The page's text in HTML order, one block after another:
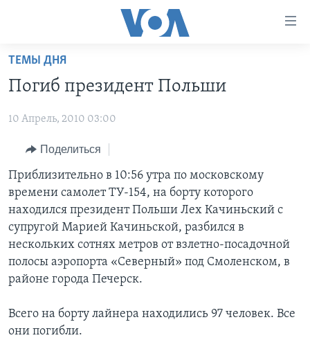
Перейти
основной
Перейти
навигации
Перейти
поиск
ГЛАВНОЕ
ПРОГРАММЫ
АМЕРИКА
НОВОСТИ ЗА МИНУТУ
ИТОГИ
ПОЧЕМУ ЭТО ВАЖНО?
ДИСКУССИЯ VOA
ДЕТАЛИ
НЬЮ-ЙОРК NEW YORK
ПРОЕКТЫ
УЧИМ АНГЛИЙСКИЙ
НАША АМЕРИКАНСКАЯ ИСТОРИЯ
А КАК В АМЕРИКЕ?
АРТЕФАКТЫ
АМЕРИКАНСКИЕ ГОРОДКИ
ТЕСТЫ
ЭКСПЕРТИЗА
ИНТЕРВЬЮ
ФАКТЫ ПРОТИВ ФЕЙКОВ
ЗА СВОБОДУ ПРЕССЫ
УЧИМ АНГЛИЙСКИЙ
ВИДЕО
Learning English
ТЕМЫ ДНЯ
Погиб президент Польши
10 Апрель, 2010 03:00
Поделиться
Приблизительно в 10:56 утра по московскому
времени самолет ТУ-154, на борту которого
находился президент Польши Лех Качиньский с
супругой Марией Качиньской, разбился в
нескольких сотнях метров от взлетно-посадочной
полосы аэропорта «Северный» под Смоленском, в
районе города Печерск.
Всего на борту лайнера находились 97 человек. Все
они погибли.